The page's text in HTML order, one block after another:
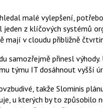
malé vylepšení,
jeden z klíčových systémů
mají v cloudu přibližně
samozřejmě přinesl
týmu IT dosáhnout vyšší
takže Slominis
u kterých by to